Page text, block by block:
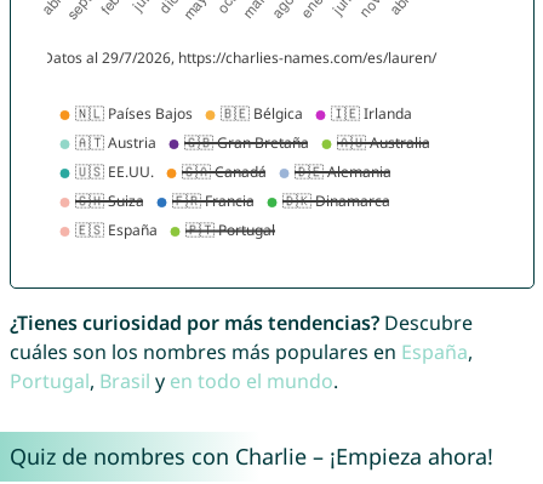
¿Tienes curiosidad por más tendencias?Descubre
cuáles son los nombres más populares en España,
Portugal, Brasil y en todo el mundo.
Quiz de nombres con Charlie – ¡Empieza ahora!